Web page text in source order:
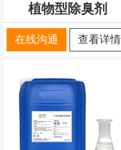
植物型除臭剂
在线沟通 查看详情